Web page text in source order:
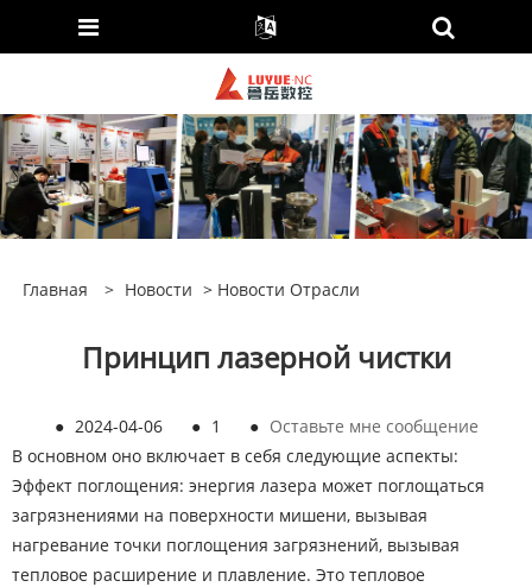
Главная > Новости > Новости Отрасли
Принцип лазерной чистки
● 2024-04-06 ● 1 ● Оставьте мне сообщение
В основном оно включает в себя следующие аспекты:
Эффект поглощения: энергия лазера может поглощаться
загрязнениями на поверхности мишени, вызывая
нагревание точки поглощения загрязнений, вызывая
тепловое расширение и плавление. Это тепловое